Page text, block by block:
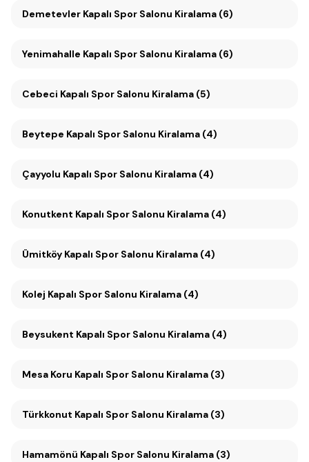
Demetevler Kapalı Spor Salonu Kiralama (6)
Yenimahalle Kapalı Spor Salonu Kiralama (6)
Cebeci Kapalı Spor Salonu Kiralama (5)
Beytepe Kapalı Spor Salonu Kiralama (4)
Çayyolu Kapalı Spor Salonu Kiralama (4)
Konutkent Kapalı Spor Salonu Kiralama (4)
Ümitköy Kapalı Spor Salonu Kiralama (4)
Kolej Kapalı Spor Salonu Kiralama (4)
Beysukent Kapalı Spor Salonu Kiralama (4)
Mesa Koru Kapalı Spor Salonu Kiralama (3)
Türkkonut Kapalı Spor Salonu Kiralama (3)
Hamamönü Kapalı Spor Salonu Kiralama (3)